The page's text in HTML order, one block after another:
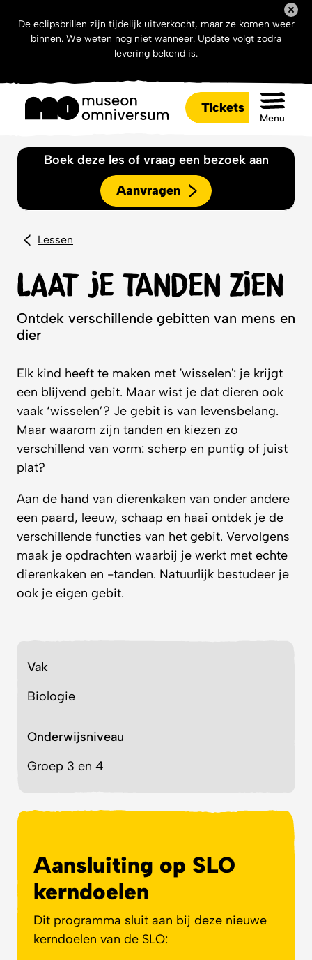
De eclipsbrillen zijn tijdelijk uitverkocht, maar ze komen weer
binnen. We weten nog niet wanneer. Update volgt zodra
levering bekend is.
Tickets
Menu
Boek deze les of vraag een bezoek aan
Aanvragen
Lessen
Laat je tanden zien
Ontdek verschillende gebitten van mens en
dier
Elk kind heeft te maken met 'wisselen': je krijgt
een blijvend gebit. Maar wist je dat dieren ook
vaak ‘wisselen’? Je gebit is van levensbelang.
Maar waarom zijn tanden en kiezen zo
verschillend van vorm: scherp en puntig of juist
plat?
Aan de hand van dierenkaken van onder andere
een paard, leeuw, schaap en haai ontdek je de
verschillende functies van het gebit. Vervolgens
maak je opdrachten waarbij je werkt met echte
dierenkaken en -tanden. Natuurlijk bestudeer je
ook je eigen gebit.
Vak
Biologie
Onderwijsniveau
Groep 3 en 4
Aansluiting op SLO
kerndoelen
Dit programma sluit aan bij deze nieuwe
kerndoelen van de SLO: